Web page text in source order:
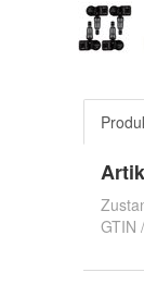
GTIN